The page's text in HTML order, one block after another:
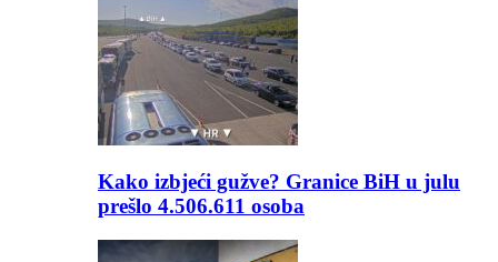
Kako izbjeći gužve? Granice BiH u julu
prešlo 4.506.611 osoba